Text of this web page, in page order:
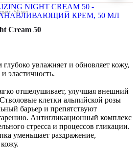
50 мл
Cream 50
увлажняет и обновляет кожу,
эластичность.
отшелушивает, улучшая внешний
клетки альпийской розы
барьер и препятствуют
Антигликационный комплекс
стресса и процессов гликации.
уменьшает раздражение,